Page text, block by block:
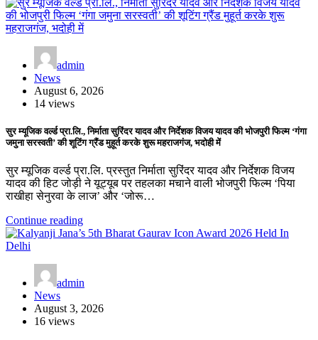
admin
News
August 6, 2026
14 views
सुर म्यूजिक वर्ल्ड प्रा.लि., निर्माता सुरिंदर यादव और निर्देशक विजय यादव की भोजपुरी फिल्म ‘गंगा
जमुना सरस्वती’ की शूटिंग ग्रैंड मुहूर्त करके शुरू महराजगंज, भदोही में
सुर म्यूजिक वर्ल्ड प्रा.लि. प्रस्तुत निर्माता सुरिंदर यादव और निर्देशक विजय
यादव की हिट जोड़ी ने यूट्यूब पर तहलका मचाने वाली भोजपुरी फिल्म ‘पिया
राखीहा सेनुरवा के लाज’ और ‘जोरू…
Continue reading
admin
News
August 3, 2026
16 views